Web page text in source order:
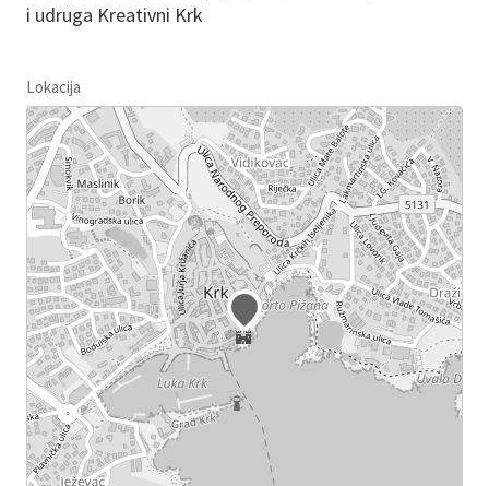
i udruga Kreativni Krk
Lokacija